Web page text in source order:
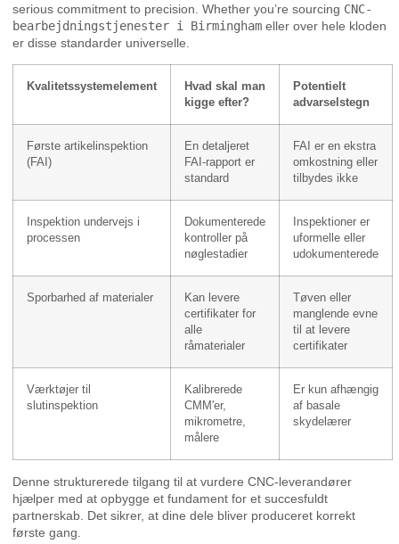
serious commitment to precision. Whether you’re sourcing CNC-
bearbejdningstjenester i Birmingham eller over hele kloden
er disse standarder universelle.
Kvalitetssystemelement
Hvad skal man
kigge efter?
Potentielt
advarselstegn
Første artikelinspektion
(FAI)
En detaljeret
FAI-rapport er
standard
FAI er en ekstra
omkostning eller
tilbydes ikke
Inspektion undervejs i
processen
Dokumenterede
kontroller på
nøglestadier
Inspektioner er
uformelle eller
udokumenterede
Sporbarhed af materialer
Kan levere
certifikater for
alle
råmaterialer
Tøven eller
manglende evne
til at levere
certifikater
Værktøjer til
slutinspektion
Kalibrerede
CMM'er,
mikrometre,
målere
Er kun afhængig
af basale
skydelærer
Denne strukturerede tilgang til at vurdere CNC-leverandører
hjælper med at opbygge et fundament for et succesfuldt
partnerskab. Det sikrer, at dine dele bliver produceret korrekt
første gang.